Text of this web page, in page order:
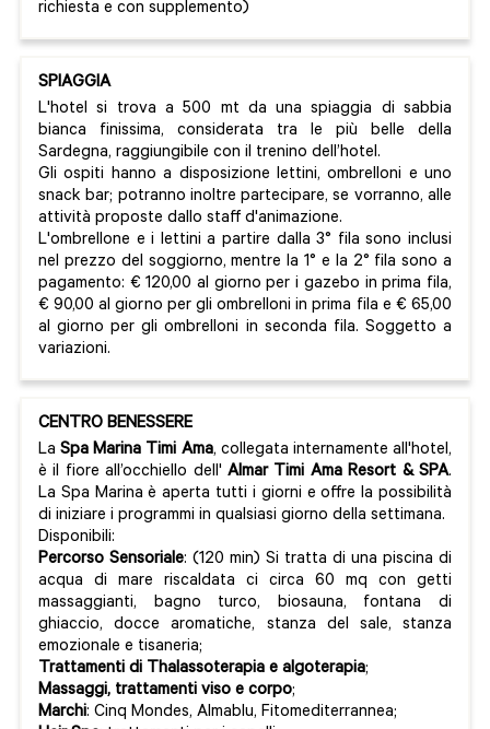
richiesta e con supplemento)
SPIAGGIA
L'hotel si trova a 500 mt da una spiaggia di sabbia
bianca finissima, considerata tra le più belle della
Sardegna, raggiungibile con il trenino dell’hotel.
Gli ospiti hanno a disposizione lettini, ombrelloni e uno
snack bar; potranno inoltre partecipare, se vorranno, alle
attività proposte dallo staff d'animazione.
L'ombrellone e i lettini a partire dalla 3° fila sono inclusi
nel prezzo del soggiorno, mentre la 1° e la 2° fila sono a
pagamento: € 120,00 al giorno per i gazebo in prima fila,
€ 90,00 al giorno per gli ombrelloni in prima fila e € 65,00
al giorno per gli ombrelloni in seconda fila. Soggetto a
variazioni.
CENTRO BENESSERE
LaSpa Marina Timi Ama, collegata internamente all'hotel,
è il fiore all’occhiello dell' Almar Timi Ama Resort & SPA.
La Spa Marina è aperta tutti i giorni e offre la possibilità
di iniziare i programmi in qualsiasi giorno della settimana.
Disponibili:
Percorso Sensoriale: (120 min) Si tratta di una piscina di
acqua di mare riscaldata ci circa 60 mq con getti
massaggianti, bagno turco, biosauna, fontana di
ghiaccio, docce aromatiche, stanza del sale, stanza
emozionale e tisaneria;
Trattamenti di Thalassoterapia e algoterapia;
Massaggi, trattamenti viso e corpo;
Marchi: Cinq Mondes, Almablu, Fitomediterrannea;